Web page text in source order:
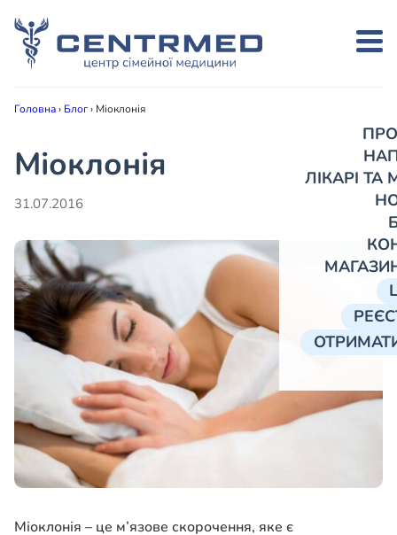
ЛІКАРІ
Головна› Блог› Міоклонія
Міоклонія
31.07.2016
Міоклонія – це м’язове скорочення, яке є